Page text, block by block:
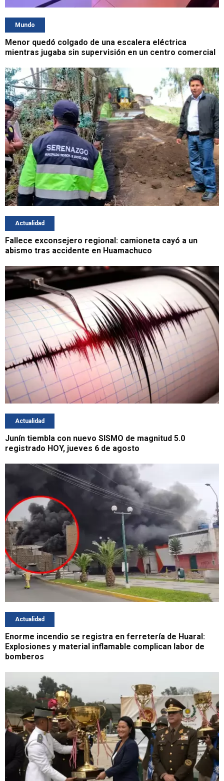
Mundo
Menor quedó colgado de una escalera eléctrica
mientras jugaba sin supervisión en un centro comercial
Actualidad
Fallece exconsejero regional: camioneta cayó a un
abismo tras accidente en Huamachuco
Actualidad
Junín tiembla con nuevo SISMO de magnitud 5.0
registrado HOY, jueves 6 de agosto
Actualidad
Enorme incendio se registra en ferretería de Huaral:
Explosiones y material inflamable complican labor de
bomberos